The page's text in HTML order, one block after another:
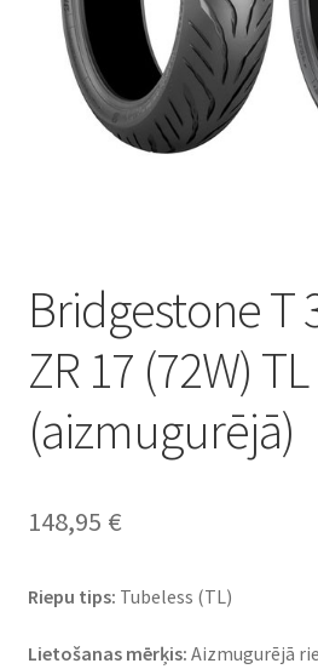
Bridgestone T
ZR 17 (72W) TL
(aizmugurējā)
148,95 €
Riepu tips: Tubeless (TL)
Lietošanas mērķis: Aizmugurējā